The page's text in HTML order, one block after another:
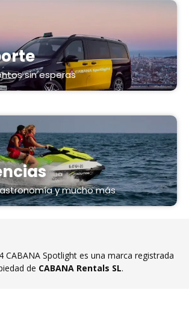
sin esperas
y mucho más
CABANA Spotlight es una marca registrada
de CABANA Rentals SL.